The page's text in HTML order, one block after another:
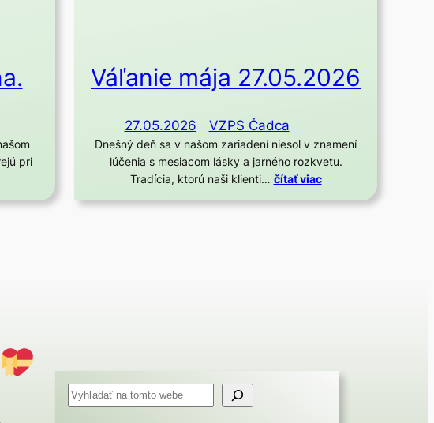
pri
Váľanie mája 27.05.2026
27.05.2026 VZPS Čadca
Dnešný deň sa v našom zariadení niesol v znamení
lúčenia s mesiacom lásky a jarného rozkvetu.
Tradícia, ktorú naši klienti… čítať viac
H